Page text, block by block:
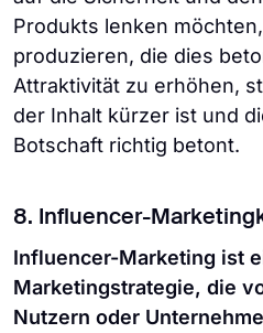
Produkts lenken
produzieren, die dies
Attraktivität zu erhöhen,
der Inhalt kürzer ist und
Botschaft richtig betont.
8. ⁠Influencer-
Influencer-Marketing ist
Marketingstrategie, die
Nutzern oder